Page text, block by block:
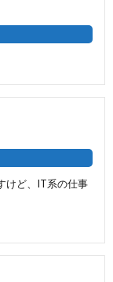
けど、IT系の仕事